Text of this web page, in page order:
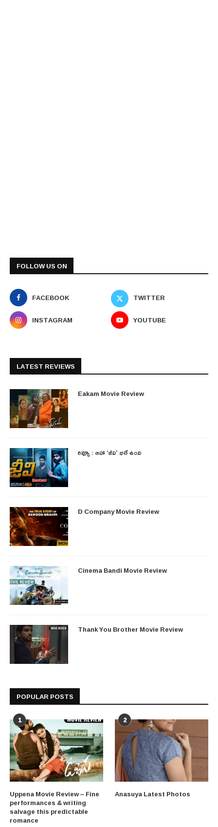
FOLLOW US ON
FACEBOOK
TWITTER
INSTAGRAM
YOUTUBE
LATEST REVIEWS
Eakam Movie Review
రివ్యూ : ఆహా ‘జీవి’ భలే ఉంది
D Company Movie Review
Cinema Bandi Movie Review
Thank You Brother Movie Review
POPULAR POSTS
1
Uppena Movie Review – Fine
performances & writing
salvage this predictable
romance
2
Anasuya Latest Photos